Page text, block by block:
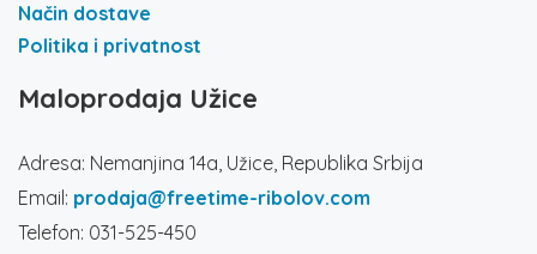
Način dostave
Politika i privatnost
Maloprodaja Užice
Adresa: Nemanjina 14a, Užice, Republika Srbija
Email: prodaja@freetime-ribolov.com
Telefon: 031-525-450